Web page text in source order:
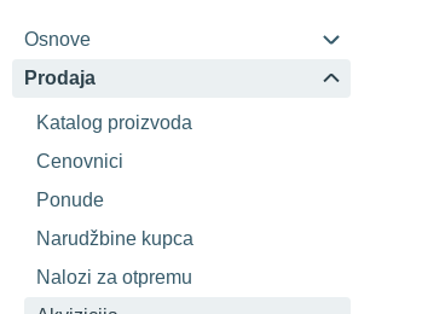
Osnove
Prodaja
Katalog proizvoda
Cenovnici
Ponude
Narudžbine kupca
Nalozi za otpremu